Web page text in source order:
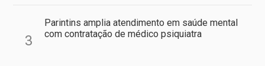
3
Parintins amplia atendimento em saúde mental
com contratação de médico psiquiatra